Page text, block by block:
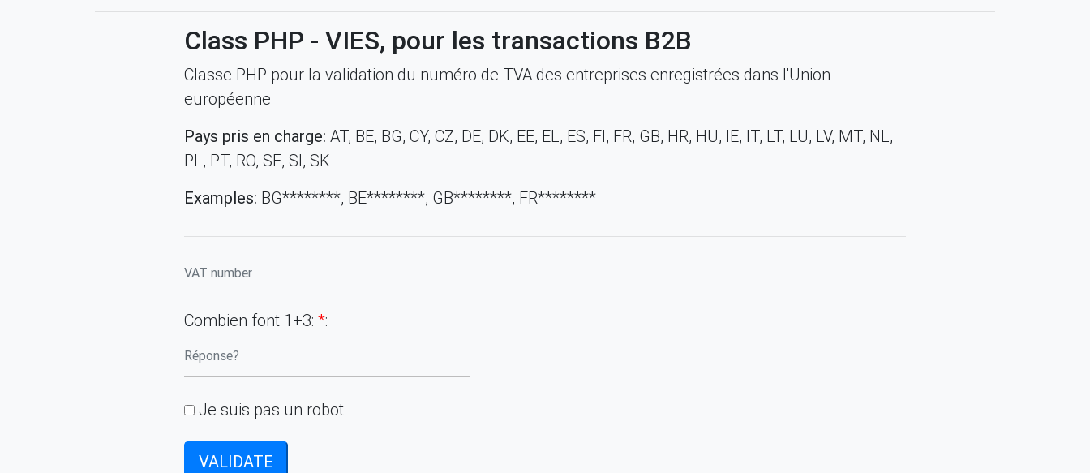
Class PHP - VIES, pour les transactions B2B
Classe PHP pour la validation du numéro de TVA des entreprises enregistrées dans l'Union
européenne
Pays pris en charge: AT, BE, BG, CY, CZ, DE, DK, EE, EL, ES, FI, FR, GB, HR, HU, IE, IT, LT, LU, LV, MT, NL,
PL, PT, RO, SE, SI, SK
Examples: BG********, BE********, GB********, FR********
Combien font 1+3: *:
Je suis pas un robot
VALIDATE